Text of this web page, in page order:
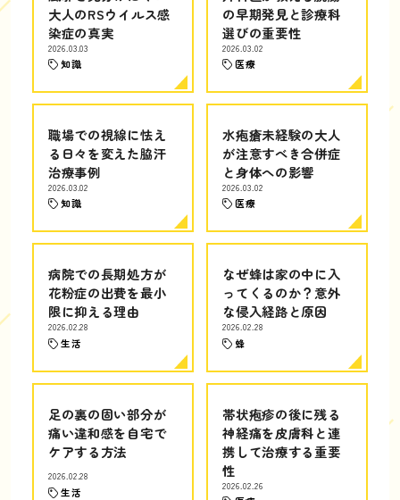
大人のRSウイルス感
染症の真実
2026.03.03
知識
の早期発見と診療科
選びの重要性
2026.03.02
医療
職場での視線に怯え
る日々を変えた脇汗
治療事例
2026.03.02
知識
水疱瘡未経験の大人
が注意すべき合併症
と身体への影響
2026.03.02
医療
病院での長期処方が
花粉症の出費を最小
限に抑える理由
2026.02.28
生活
なぜ蜂は家の中に入
ってくるのか？意外
な侵入経路と原因
2026.02.28
蜂
足の裏の固い部分が
痛い違和感を自宅で
ケアする方法
2026.02.28
生活
帯状疱疹の後に残る
神経痛を皮膚科と連
携して治療する重要
性
2026.02.26